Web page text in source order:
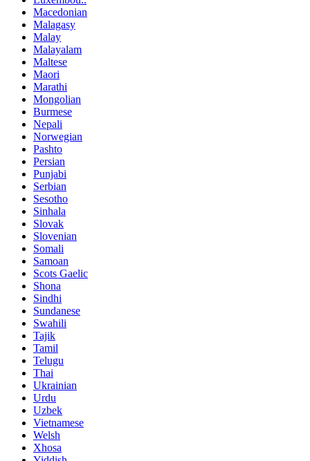
Macedonian
Malagasy
Malay
Malayalam
Maltese
Maori
Marathi
Mongolian
Burmese
Nepali
Norwegian
Pashto
Persian
Punjabi
Serbian
Sesotho
Sinhala
Slovak
Slovenian
Somali
Samoan
Scots Gaelic
Shona
Sindhi
Sundanese
Swahili
Tajik
Tamil
Telugu
Thai
Ukrainian
Urdu
Uzbek
Vietnamese
Welsh
Xhosa